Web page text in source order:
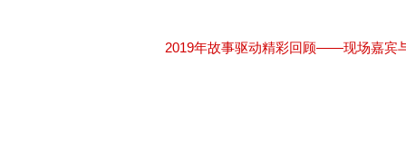
2019年故事驱动精彩回顾——现场嘉宾